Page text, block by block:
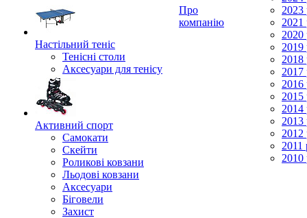
Настільний теніс
Тенісні столи
Аксесуари для тенісу
Активний спорт
Самокати
Скейти
Роликові ковзани
Льодові ковзани
Аксесуари
Біговели
Захист
Про
компанію
2023
2021
2020
2019
2018
2017
2016
2015
2014
2013
2012
2011
2010